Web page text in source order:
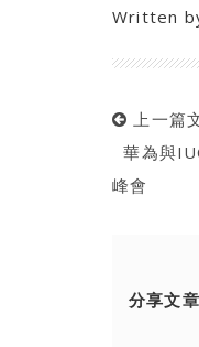
Written
上一篇
華為與
峰會
分享文章